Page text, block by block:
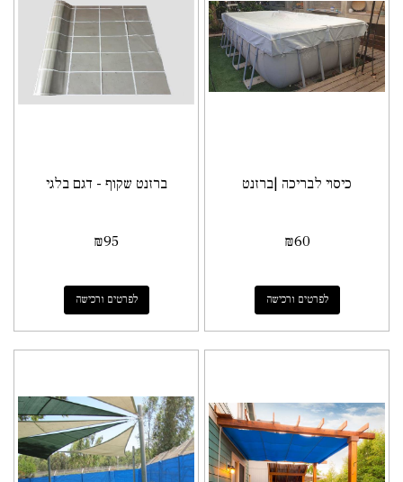
כיסוי לבריכה |ברזנט
₪60
לפרטים ורכישה
ברזנט שקוף - דגם בלגי
₪95
לפרטים ורכישה